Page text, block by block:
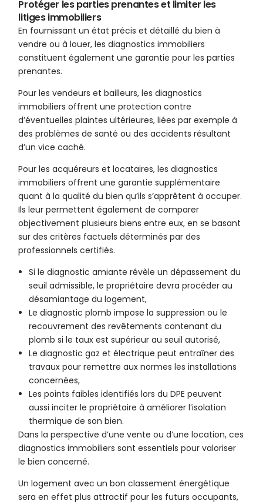
Protéger les parties prenantes et limiter les
litiges immobiliers
En fournissant un état précis et détaillé du bien à
vendre ou à louer, les diagnostics immobiliers
constituent également une garantie pour les parties
prenantes.
Pour les vendeurs et bailleurs, les diagnostics
immobiliers offrent une protection contre
d’éventuelles plaintes ultérieures, liées par exemple à
des problèmes de santé ou des accidents résultant
d’un vice caché.
Pour les acquéreurs et locataires, les diagnostics
immobiliers offrent une garantie supplémentaire
quant à la qualité du bien qu’ils s’apprêtent à occuper.
Ils leur permettent également de comparer
objectivement plusieurs biens entre eux, en se basant
sur des critères factuels déterminés par des
professionnels certifiés.
Si le diagnostic amiante révèle un dépassement du
seuil admissible, le propriétaire devra procéder au
désamiantage du logement,
Le diagnostic plomb impose la suppression ou le
recouvrement des revêtements contenant du
plomb si le taux est supérieur au seuil autorisé,
Le diagnostic gaz et électrique peut entraîner des
travaux pour remettre aux normes les installations
concernées,
Les points faibles identifiés lors du DPE peuvent
aussi inciter le propriétaire à améliorer l’isolation
thermique de son bien.
Dans la perspective d’une vente ou d’une location, ces
diagnostics immobiliers sont essentiels pour valoriser
le bien concerné.
Un logement avec un bon classement énergétique
sera en effet plus attractif pour les futurs occupants,